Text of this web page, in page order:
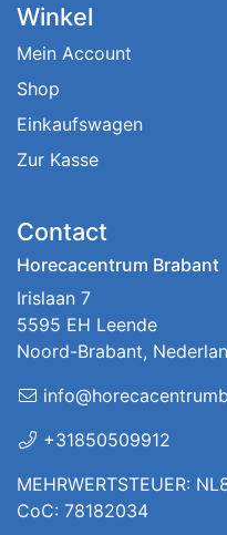
Winkel
Mein Account
Shop
Einkaufswagen
Zur Kasse
Contact
Horecacentrum Brabant
Irislaan 7
5595 EH Leende
Noord-Brabant,
+31850509912
MEHRWERTSTEUER:
CoC: 78182034